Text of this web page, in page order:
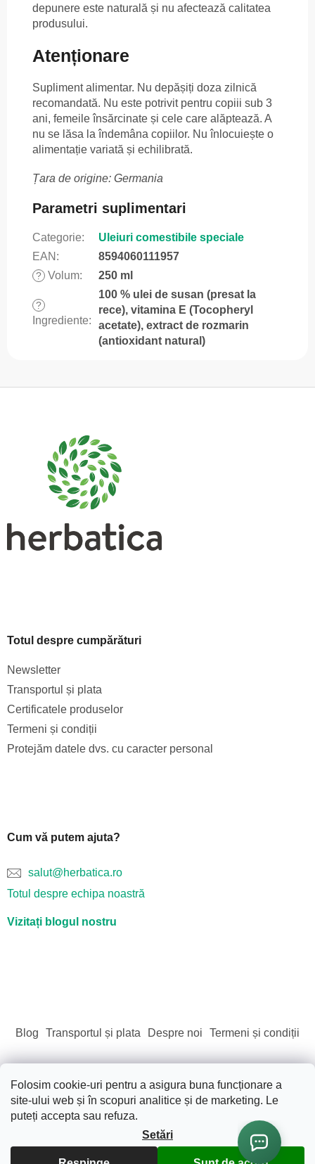
Folosim cookie-uri pentru a asigura buna funcționare a
site-ului web și în scopuri analitice și de marketing. Le
puteți accepta sau refuza.
Setări
depunere este naturală și nu afectează calitatea
produsului.
Atenționare
Supliment alimentar. Nu depășiți doza zilnică
recomandată. Nu este potrivit pentru copiii sub 3
ani, femeile însărcinate și cele care alăptează. A
nu se lăsa la îndemâna copiilor. Nu înlocuiește o
alimentație variată și echilibrată.
Țara de origine: Germania
Parametri suplimentari
Categorie:
Uleiuri comestibile speciale
EAN : 8594060111957
? Volum: 250 ml
?
Ingrediente:
100 % ulei de susan (presat la
rece), vitamina E (Tocopheryl
acetate), extract de rozmarin
(antioxidant natural)
Totul despre cumpărături
Newsletter
Transportul și plata
Certificatele produselor
Termeni și condiții
Protejăm datele dvs. cu caracter personal
Cum vă putem ajuta?
salut@herbatica.ro
Totul despre echipa noastră
Vizitați blogul nostru
Blog Transportul și plata Despre noi Termeni și condiții
Creat de Shoptet
Drepturi de autor 2026Sãnãtate. Frumusete. Natura..